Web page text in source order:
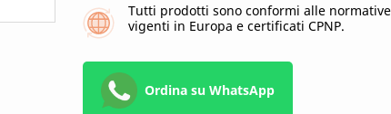
Tutti prodotti sono conformi alle
vigenti in Europa e certificati CPNP.
Ordina su WhatsApp